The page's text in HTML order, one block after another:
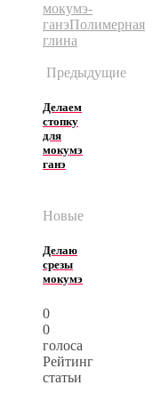
мокумэ-
ганэПолимерная
глина
Предыдущие
Делаем
стопку
для
мокумэ
ганэ
Новые
Делаю
срезы
мокумэ
0
0
голоса
Рейтинг
статьи